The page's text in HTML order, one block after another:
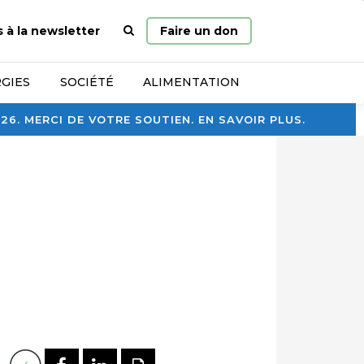
MERCI DE VOTRE SOUTIEN. EN SAVOIR PLUS.
à la newsletter
Page
d’accueil
Faire un don
SOCIÉTÉ ALIMENTATION